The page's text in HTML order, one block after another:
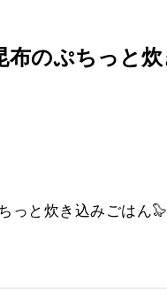
布のぷちっと
っと炊き込みごはん